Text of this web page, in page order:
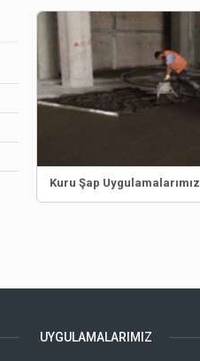
Kuru Şap Uygulamalarımız
UYGULAMALARIMIZ